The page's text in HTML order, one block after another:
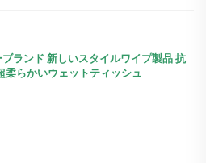
ランド 新しいスタイルワイプ製品 抗
柔らかいウェットティッシュ